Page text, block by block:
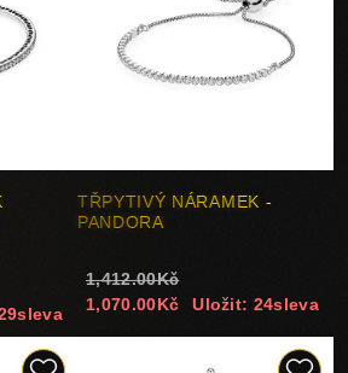
TŘPYTIVÝ NÁRAMEK -
PANDORA
1,412.00Kč
1,070.00Kč
Uložit: 24sleva